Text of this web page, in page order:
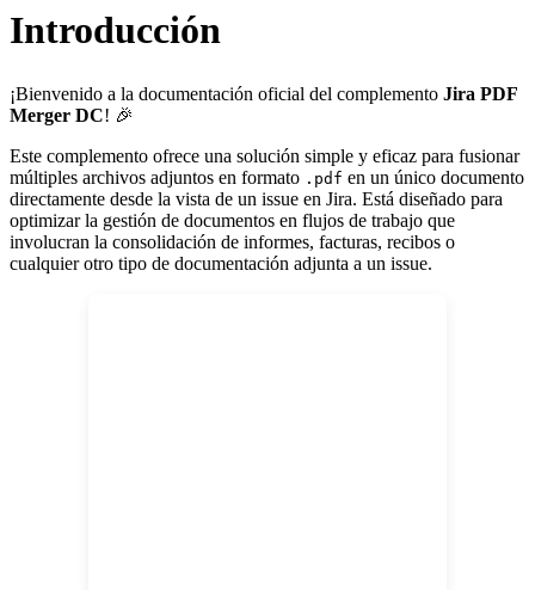
Introducción
¡Bienvenido a la documentación oficial del complemento Jira PDF
Merger DC! 🎉
Este complemento ofrece una solución simple y eficaz para fusionar
múltiples archivos adjuntos en formato .pdf en un único documento
directamente desde la vista de un issue en Jira. Está diseñado para
optimizar la gestión de documentos en flujos de trabajo que
involucran la consolidación de informes, facturas, recibos o
cualquier otro tipo de documentación adjunta a un issue.